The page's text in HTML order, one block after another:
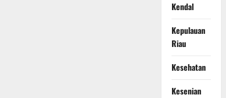
Kendal
Kepulauan
Riau
Kesehatan
Kesenian